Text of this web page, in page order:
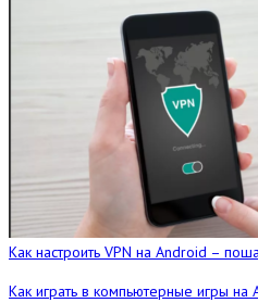
Как настроить VPN на Android –
Как играть в компьютерные игры на